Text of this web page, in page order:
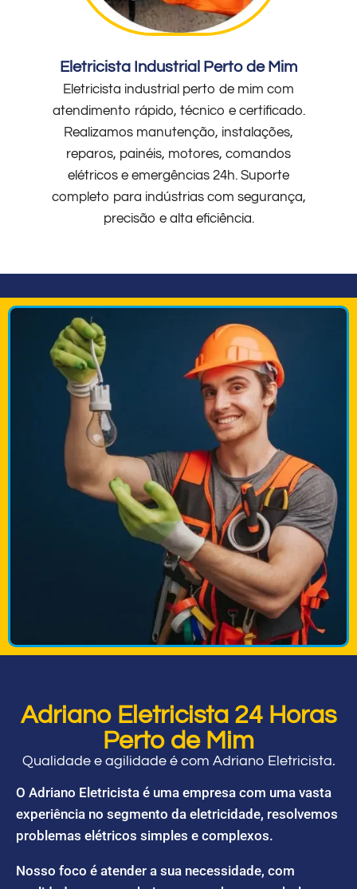
Eletricista Industrial Perto de Mim
Eletricista industrial perto de mim com
atendimento rápido, técnico e certificado.
Realizamos manutenção, instalações,
reparos, painéis, motores, comandos
elétricos e emergências 24h. Suporte
completo para indústrias com segurança,
precisão e alta eficiência.
Adriano Eletricista 24 Horas
Perto de Mim
Qualidade e agilidade é com Adriano Eletricista.
O Adriano Eletricista é uma empresa com uma vasta
experiência no segmento da eletricidade, resolvemos
problemas elétricos simples e complexos.
Nosso foco é atender a sua necessidade, com